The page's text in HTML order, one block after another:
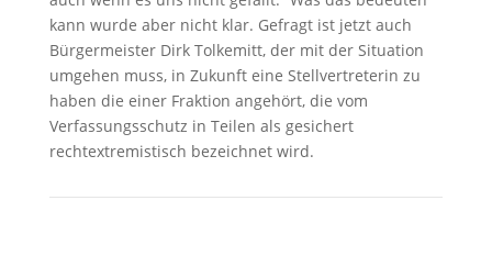
kann wurde aber nicht klar. Gefragt ist jetzt auch
Bürgermeister Dirk Tolkemitt, der mit der Situation
umgehen muss, in Zukunft eine Stellvertreterin zu
haben die einer Fraktion angehört, die vom
Verfassungsschutz in Teilen als gesichert
rechtextremistisch bezeichnet wird.